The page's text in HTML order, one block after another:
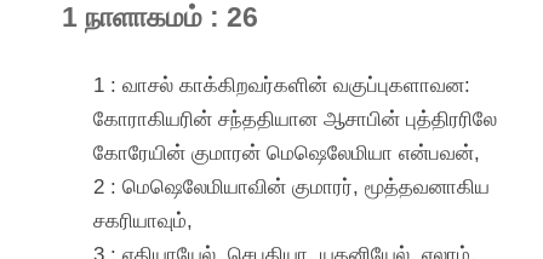
1 நாளாகமம் : 26
1 : வாசல் காக்கிறவர்களின் வகுப்புகளாவன:
கோராகியரின் சந்ததியான ஆசாபின் புத்திரரிலே
கோரேயின் குமாரன் மெஷெலேமியா என்பவன்,
2 : மெஷெலேமியாவின் குமாரர், மூத்தவனாகிய
சகரியாவும்,
3 : எதியாயேல், செபதியா, யதனியேல், ஏலாம்,